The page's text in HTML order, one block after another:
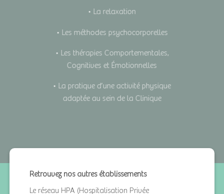
• La relaxation
• Les méthodes psychocorporelles
• Les thérapies Comportementales,
Cognitives et Émotionnelles
• La pratique d’une activité physique
adaptée au sein de la Clinique
Retrouvez nos autres établissements
Le réseau HPA (Hospitalisation Privée